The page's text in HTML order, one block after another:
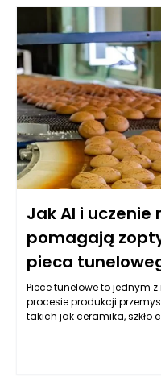
do specjalistów, takich jak
kluczowym momencie
diagnostyka, ale także
pacjentem a personelem
którzy mogą wspierać
również staje się istotna.
obejmuje różne techniki
komputerowa czy
laboratoryjne, na
we krwi.
Jak AI i uczenie
pomagają
pieca
Piece tunelowe to jednym
procesie produkcji
takich jak ceramika, szkło